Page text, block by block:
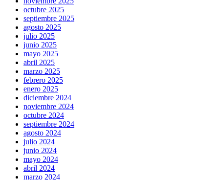
octubre 2025
septiembre 2025
agosto 2025
julio 2025
junio 2025
mayo 2025
abril 2025
marzo 2025
febrero 2025
enero 2025
diciembre 2024
noviembre 2024
octubre 2024
septiembre 2024
agosto 2024
julio 2024
junio 2024
mayo 2024
abril 2024
marzo 2024